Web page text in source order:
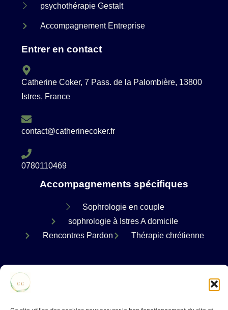
psychothérapie Gestalt
Accompagnement Entreprise
Entrer en contact
Catherine Coker, 7 Pass. de la Palombière, 13800
Istres, France
contact@catherinecoker.fr
0780110469
Accompagnements spécifiques
Sophrologie en couple
sophrologie à Istres A domicile
Rencontres Pardon
Thérapie chrétienne